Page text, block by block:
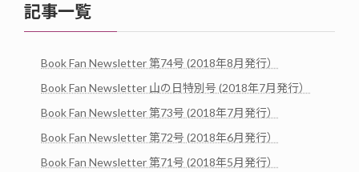
記事一覧
Book Fan Newsletter 第74号 (2018年8月発行）
Book Fan Newsletter 山の日特別号 (2018年7月発行）
Book Fan Newsletter 第73号 (2018年7月発行）
Book Fan Newsletter 第72号 (2018年6月発行）
Book Fan Newsletter 第71号 (2018年5月発行）